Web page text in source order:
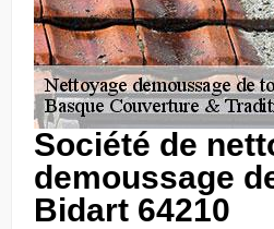
Société de
demoussage
Bidart 64210